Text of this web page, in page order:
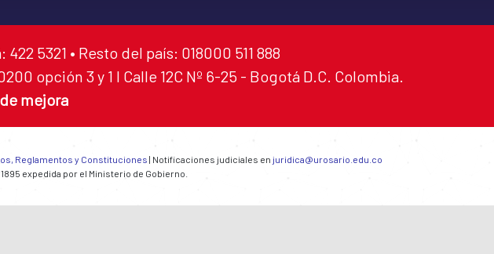
5321 • Resto del país: 018000 511 888
opción 3 y 1 I Calle 12C Nº 6-25 - Bogotá D.C. Colombia.
mejora
Reglamentos y Constituciones | Notificaciones judiciales en juridica@urosario.edu.co
expedida por el Ministerio de Gobierno.